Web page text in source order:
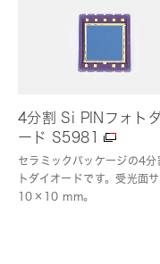
4分割 Si PINフォト
ード S5981
セラミックパッケージの4分
トダイオードです。受光面
10×10 mm。